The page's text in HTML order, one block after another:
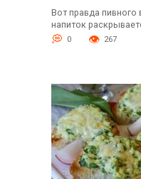
Вот правда пивного
напиток
0 267